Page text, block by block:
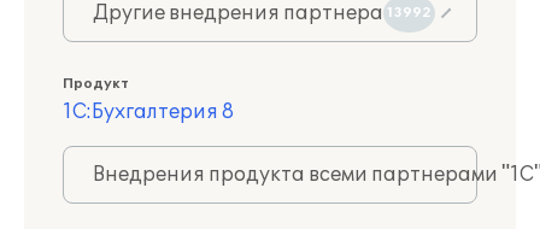
Другие внедрения партнера 13992
Продукт
1С:Бухгалтерия 8
Внедрения продукта всеми партнерами